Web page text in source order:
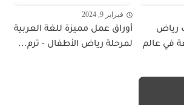
رياض
في عالم
فبراير 9, 2024
أوراق عمل مميزة للغة العربية
لمرحلة رياض الأطفال - ترم...